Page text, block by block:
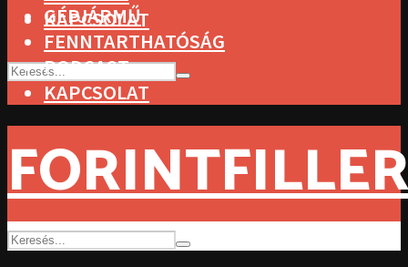
KAPCSOLAT
GÉPJÁRMŰ
FENNTARTHATÓSÁG
PODCAST
KAPCSOLAT